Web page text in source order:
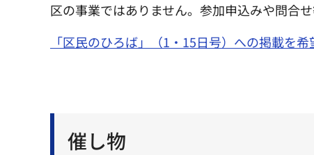
区の事業ではありません。参加申込みや問合
「区民のひろば」（1・15日号）への掲載を
催し物